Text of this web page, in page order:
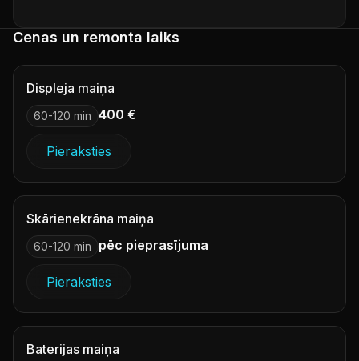
Cenas un remonta laiks
Displeja maiņa
60-120 min 400 €
Pieraksties
Skārienekrāna maiņa
60-120 min pēc pieprasījuma
Pieraksties
Baterijas maiņa